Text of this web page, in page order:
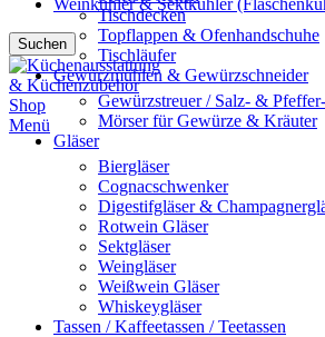
Weinkühler & Sektkühler
Suchen
Menü
Tischdecken
Topflappen & Ofenhandschuhe
Tischläufer
Gewürzmühlen & Gewürzschneider
Gewürzstreuer / Salz- &
Mörser für Gewürze & Kräuter
Gläser
Biergläser
Cognacschwenker
Digestifgläser &
Rotwein Gläser
Sektgläser
Weingläser
Weißwein Gläser
Whiskeygläser
Tassen / Kaffeetassen / Teetassen